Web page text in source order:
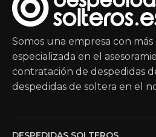
Somos una empresa con más
especializada en el
contratación de despedidas
despedidas de soltera en el